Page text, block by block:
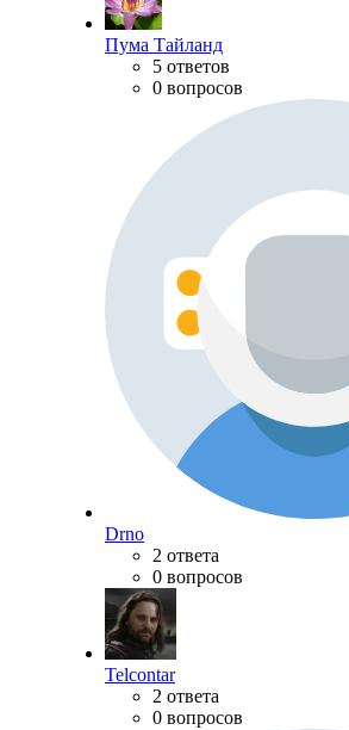
Пума Тайланд
5 ответов
0 вопросов
Drno
2 ответа
0 вопросов
Telcontar
2 ответа
0 вопросов